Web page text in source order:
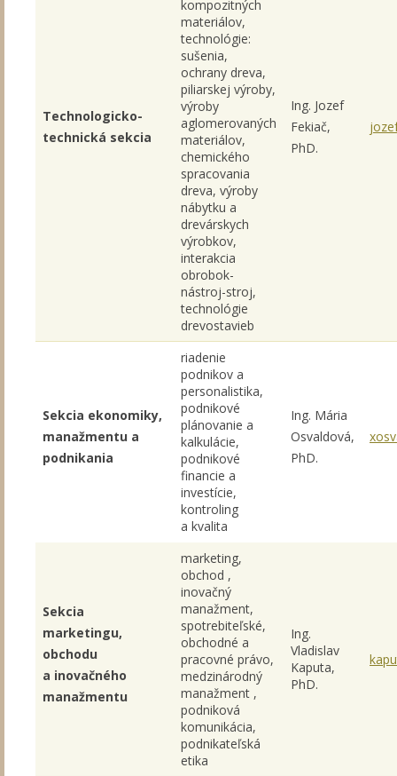
Technologicko-
technická sekcia
kompozitných
materiálov,
technológie:
sušenia,
ochrany dreva,
piliarskej výroby,
výroby
aglomerovaných
materiálov,
chemického
spracovania
dreva, výroby
nábytku a
drevárskych
výrobkov,
interakcia
obrobok-
nástroj-stroj,
technológie
drevostavieb
Ing. Jozef
Fekiač,
PhD.
Sekcia ekonomiky,
manažmentu a
podnikania
riadenie
podnikov a
personalistika,
podnikové
plánovanie a
kalkulácie,
podnikové
financie a
investície,
kontroling
a kvalita
Ing. Mária
Osvaldová,
PhD.
Sekcia
marketingu,
obchodu
a inovačného
manažmentu
marketing,
obchod ,
inovačný
manažment,
spotrebiteľské,
obchodné a
pracovné právo,
medzinárodný
manažment ,
podniková
komunikácia,
podnikateľská
etika
Ing.
Vladislav
Kaputa,
PhD.